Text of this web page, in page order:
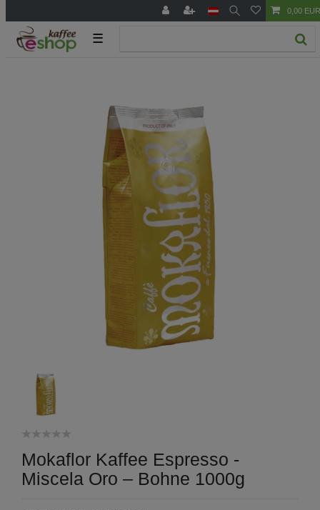
0,00 EUR
☰
Mokaflor Kaffee Espresso -
Miscela Oro – Bohne 1000g